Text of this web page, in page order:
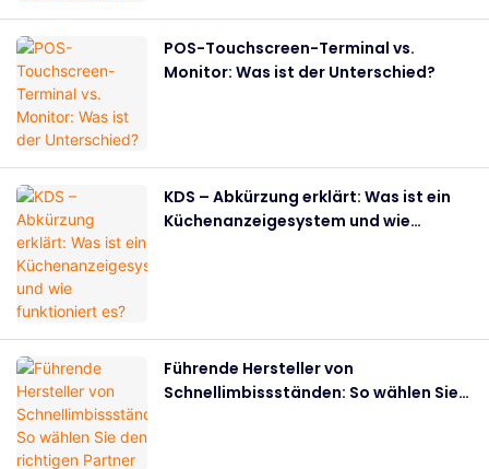
POS-Touchscreen-Terminal vs.
Monitor: Was ist der Unterschied?
KDS – Abkürzung erklärt: Was ist ein
Küchenanzeigesystem und wie
Führende Hersteller von
Schnellimbissständen: So wählen Sie